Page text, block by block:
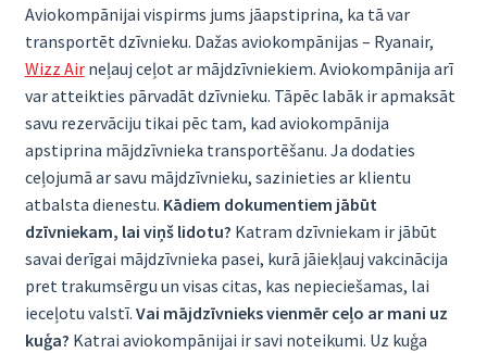
Aviokompānijai vispirms jums jāapstiprina, ka tā var
transportēt dzīvnieku. Dažas aviokompānijas – Ryanair,
Wizz Airneļauj ceļot ar mājdzīvniekiem. Aviokompānija arī
var atteikties pārvadāt dzīvnieku. Tāpēc labāk ir apmaksāt
savu rezervāciju tikai pēc tam, kad aviokompānija
apstiprina mājdzīvnieka transportēšanu. Ja dodaties
ceļojumā ar savu mājdzīvnieku, sazinieties ar klientu
atbalsta dienestu. Kādiem dokumentiem jābūt
dzīvniekam, lai viņš lidotu? Katram dzīvniekam ir jābūt
savai derīgai mājdzīvnieka pasei, kurā jāiekļauj vakcinācija
pret trakumsērgu un visas citas, kas nepieciešamas, lai
ieceļotu valstī. Vai mājdzīvnieks vienmēr ceļo ar mani uz
kuģa? Katrai aviokompānijai ir savi noteikumi. Uz kuģa